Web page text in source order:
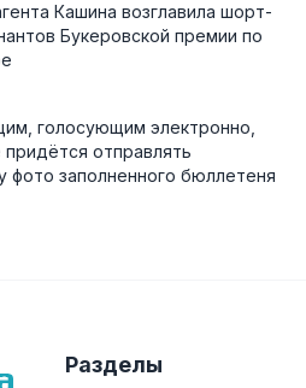
Кашина возглавила шорт-
Букеровской премии по
голосующим электронно,
отправлять
фото заполненного бюллетеня
Разделы